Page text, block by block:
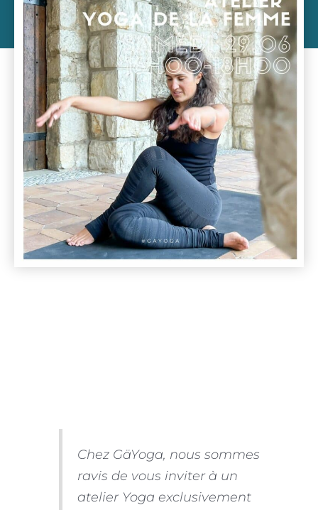
Chez GäYoga, nous sommes
ravis de vous inviter à un
atelier Yoga exclusivement